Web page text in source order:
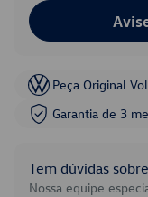
Peça Original
Garantia de 3
Tem dúvidas
Nossa equipe